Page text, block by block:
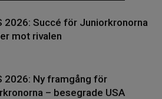
2026: Succé för Juniorkronorna
mot rivalen
2026: Ny framgång för
– besegrade USA